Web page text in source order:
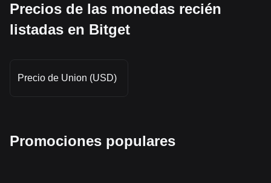
Precios de las monedas recién
listadas en Bitget
Precio de Union (USD)
Promociones populares